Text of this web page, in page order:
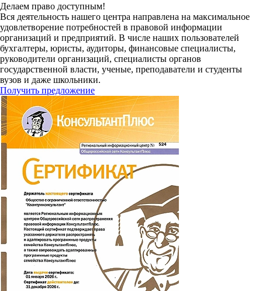
Делаем право доступным!
Вся деятельность нашего центра направлена на максимальное
удовлетворение потребностей в правовой информации
организаций и предприятий. В числе наших пользователей
бухгалтеры, юристы, аудиторы, финансовые специалисты,
руководители организаций, специалисты органов
государственной власти, ученые, преподаватели и студенты
вузов и даже школьники.
Получить предложение